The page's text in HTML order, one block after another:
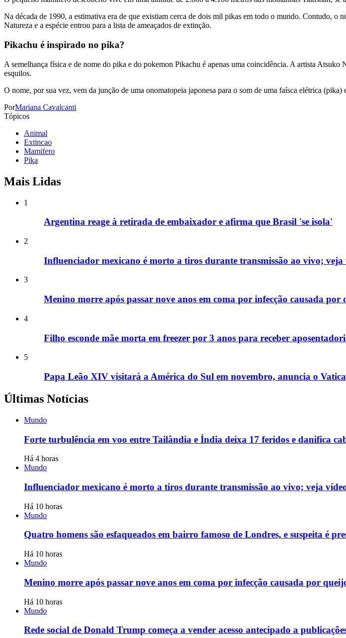
Na década de 1990, a estimativa era de que existiam cerca de dois mil pikas em todo o mundo. Contudo,
Natureza e a espécie entrou para a lista de ameaçados de extinção.
Pikachu é inspirado no pika?
A semelhança física e de nome do pika e do pokemon Pikachu é apenas uma coincidência. A artista
esquilos.
O nome, por sua vez, vem da junção de uma onomatopeia japonesa para o som de uma faísca elétrica (pika)
PorMariana Cavalcanti
Tópicos
Animal
Extincao
Mamifero
Pika
Mais Lidas
1
Argentina reage à retirada de embaixador e afirma que Brasil 'se isola'
2
Influenciador mexicano é morto a tiros durante transmissão ao vivo; veja
3
Menino morre após passar nove anos em coma por infecção causada
4
Filho esconde mãe morta em freezer por 3 anos para receber
5
Papa Leão XIV visitará a América do Sul em novembro, anuncia o
Últimas Notícias
Mundo
Forte turbulência em voo entre Tailândia e Índia deixa 17 feridos e danifica
Há 4 horas
Mundo
Influenciador mexicano é morto a tiros durante transmissão ao vivo; veja
Há 10 horas
Mundo
Quatro homens são esfaqueados em bairro famoso de Londres, e suspeita é
Há 10 horas
Mundo
Menino morre após passar nove anos em coma por infecção causada por
Há 10 horas
Mundo
Rede social de Donald Trump começa a vender acesso antecipado a